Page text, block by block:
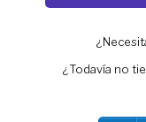
¿Todavía no